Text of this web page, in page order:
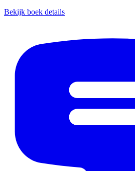
Bekijk boek details